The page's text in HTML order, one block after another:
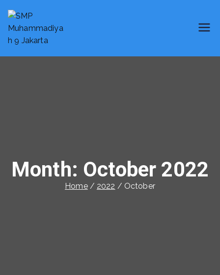
SMP Muhammadiyah 9 Jakarta
Month: October 2022
Home 2022 October